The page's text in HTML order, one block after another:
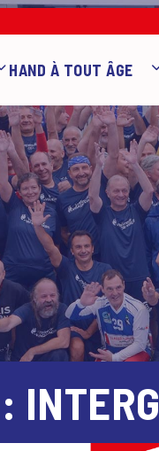
HAND À TOUT ÂGE